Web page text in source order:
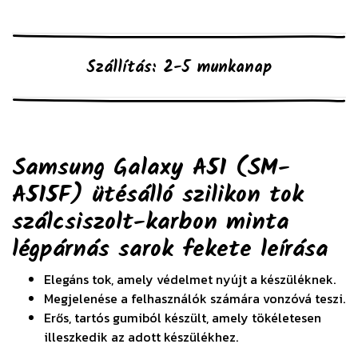
Szállítás: 2-5 munkanap
Samsung Galaxy A51 (SM-
A515F) ütésálló szilikon tok
szálcsiszolt-karbon minta
légpárnás sarok fekete leírása
Elegáns tok, amely védelmet nyújt a készüléknek.
Megjelenése a felhasználók számára vonzóvá teszi.
Erős, tartós gumiból készült, amely tökéletesen
illeszkedik az adott készülékhez.